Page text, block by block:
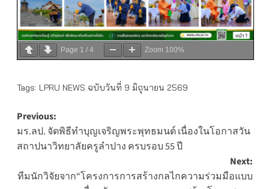
Page 1 / 4 Zoom 100%
Tags: LPRU NEWS ฉบับวันที่ 9 มิถุนายน 2569
Post
navigation
Previous:
มร.ลป. จัดพิธีทำบุญเจริญพระพุทธมนต์ เนื่องในโอกาสวัน
สถาปนาวิทยาลัยครูลำปาง ครบรอบ 55 ปี
Next:
ทีมนักวิจัยจาก“โครงการการสร้างกลไกความร่วมมือแบบ